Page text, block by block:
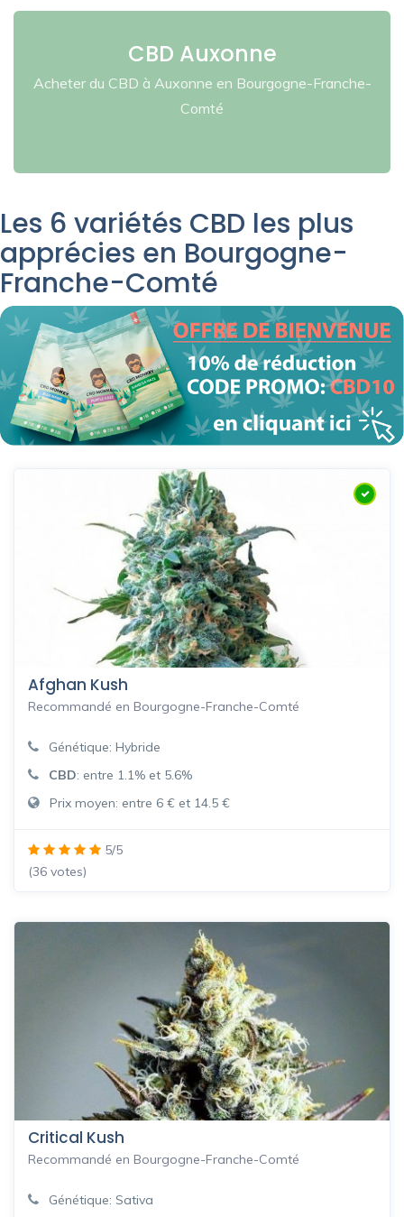
CBD Auxonne
Acheter du CBD à Auxonne en Bourgogne-Franche-
Comté
Les 6 variétés CBD les plus
apprécies en Bourgogne-
Franche-Comté
Afghan Kush
Recommandé en Bourgogne-Franche-Comté
Génétique: Hybride
CBD: entre 1.1% et 5.6%
Prix moyen: entre 6 € et 14.5 €
5/5
(36 votes)
Critical Kush
Recommandé en Bourgogne-Franche-Comté
Génétique: Sativa